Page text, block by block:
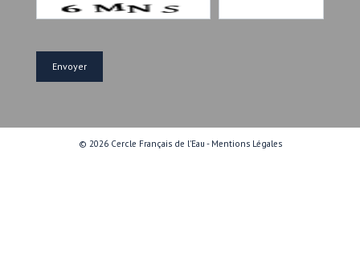
© 2026 Cercle Français de l'Eau - Mentions Légales